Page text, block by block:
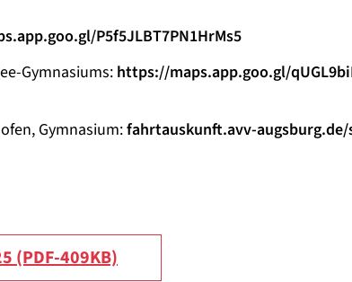
P5f5JLBT7PN1HrMs5
Gymnasiums: https://maps.app.goo.gl/
Gymnasium:fahrtauskunft.avv-
(PDF-409KB)